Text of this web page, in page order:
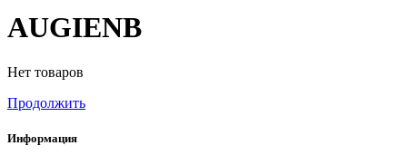
AUGIENB
Нет товаров
Продолжить
Информация